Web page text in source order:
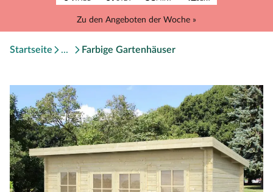
Zu den Angeboten der Woche »
Startseite Farbige Gartenhäuser